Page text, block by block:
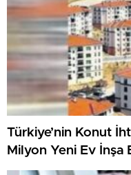
Türkiye’nin Konut
Milyon Yeni Ev İnşa